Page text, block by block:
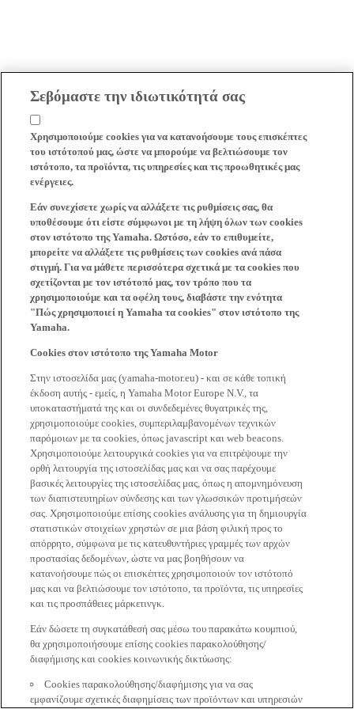
Σεβόμαστε την ιδιωτικότητά σας
Χρησιμοποιούμε cookies για να κατανοήσουμε τους επισκέπτες
του ιστότοπού μας, ώστε να μπορούμε να βελτιώσουμε τον
ιστότοπο, τα προϊόντα, τις υπηρεσίες και τις προωθητικές μας
ενέργειες.
Εάν συνεχίσετε χωρίς να αλλάξετε τις ρυθμίσεις σας, θα
υποθέσουμε ότι είστε σύμφωνοι με τη λήψη όλων των cookies
στον ιστότοπο της Yamaha. Ωστόσο, εάν το επιθυμείτε,
μπορείτε να αλλάξετε τις ρυθμίσεις των cookies ανά πάσα
στιγμή. Για να μάθετε περισσότερα σχετικά με τα cookies που
σχετίζονται με τον ιστότοπό μας, τον τρόπο που τα
χρησιμοποιούμε και τα οφέλη τους, διαβάστε την ενότητα
"Πώς χρησιμοποιεί η Yamaha τα cookies" στον ιστότοπο της
Yamaha.
Cookies στον ιστότοπο της Yamaha Motor
Στην ιστοσελίδα μας (yamaha-motor.eu) - και σε κάθε τοπική
έκδοση αυτής - εμείς, η Yamaha Motor Europe N.V., τα
υποκαταστήματά της και οι συνδεδεμένες θυγατρικές της,
χρησιμοποιούμε cookies, συμπεριλαμβανομένων τεχνικών
παρόμοιων με τα cookies, όπως javascript και web beacons.
Χρησιμοποιούμε λειτουργικά cookies για να επιτρέψουμε την
ορθή λειτουργία της ιστοσελίδας μας και να σας παρέχουμε
βασικές λειτουργίες της ιστοσελίδας μας, όπως η απομνημόνευση
των διαπιστευτηρίων σύνδεσης και των γλωσσικών προτιμήσεών
σας. Χρησιμοποιούμε επίσης cookies ανάλυσης για τη δημιουργία
στατιστικών στοιχείων χρηστών σε μια βάση φιλική προς το
απόρρητο, σύμφωνα με τις κατευθυντήριες γραμμές των αρχών
προστασίας δεδομένων, ώστε να μας βοηθήσουν να
κατανοήσουμε πώς οι επισκέπτες χρησιμοποιούν τον ιστότοπό
μας και να βελτιώσουμε τον ιστότοπο, τα προϊόντα, τις υπηρεσίες
και τις προσπάθειες μάρκετινγκ.
Εάν δώσετε τη συγκατάθεσή σας μέσω του παρακάτω κουμπιού,
θα χρησιμοποιήσουμε επίσης cookies παρακολούθησης/
διαφήμισης και cookies κοινωνικής δικτύωσης:
Cookies παρακολούθησης/διαφήμισης για να σας
εμφανίζουμε σχετικές διαφημίσεις των προϊόντων και υπηρεσιών